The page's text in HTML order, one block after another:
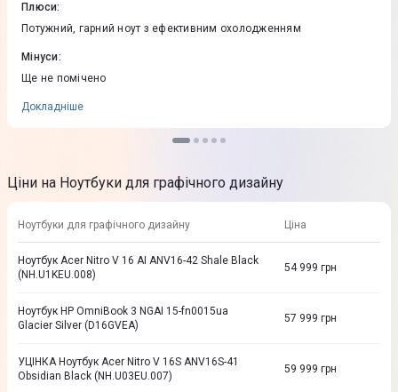
Плюси:
Потужний, гарний ноут з ефективним охолодженням
Мінуси:
Ще не помічено
Докладніше
Ціни на Ноутбуки для графічного дизайну
Ноутбуки для графічного дизайну Ціна
Ноутбук Acer Nitro V 16 AI ANV16-42 Shale Black
(NH.U1KEU.008)
54 999 грн
Ноутбук HP OmniBook 3 NGAI 15-fn0015ua
Glacier Silver (D16GVEA)
57 999 грн
УЦІНКА Ноутбук Acer Nitro V 16S ANV16S-41
Obsidian Black (NH.U03EU.007)
59 999 грн